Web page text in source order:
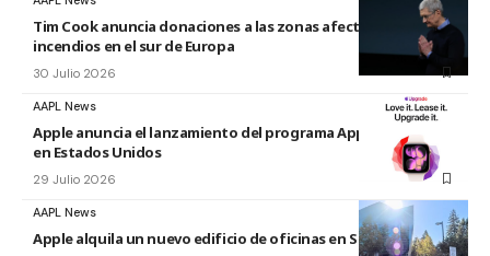
Tim Cook anuncia donaciones a las zonas afectadas por los
incendios en el sur de Europa
30 Julio 2026
AAPL News
Apple anuncia el lanzamiento del programa Apple Upgrade
en Estados Unidos
29 Julio 2026
AAPL News
Apple alquila un nuevo edificio de oficinas en Sunnyvale